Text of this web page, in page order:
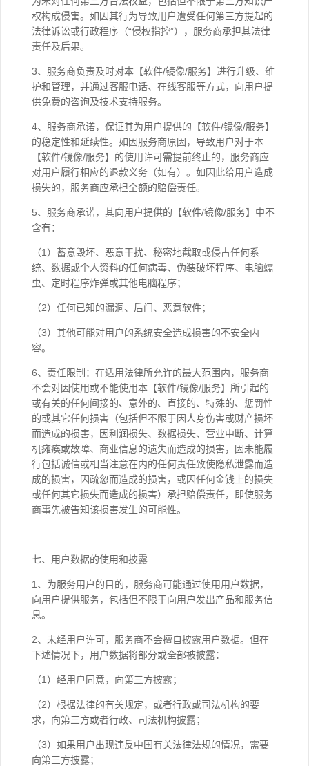
权构成侵害。如因其行为导致用户遭受任何第三方提起的
法律诉讼或行政程序（“侵权指控”），服务商承担其法律
责任及后果。
3、服务商负责及时对本【软件/镜像/服务】进行升级、维
护和管理，并通过客服电话、在线客服等方式，向用户提
供免费的咨询及技术支持服务。
4、服务商承诺，保证其为用户提供的【软件/镜像/服务】
的稳定性和延续性。如因服务商原因，导致用户对于本
【软件/镜像/服务】的使用许可需提前终止的，服务商应
对用户履行相应的退款义务（如有）。如因此给用户造成
损失的，服务商应承担全额的赔偿责任。
5、服务商承诺，其向用户提供的【软件/镜像/服务】中不
含有：
（1）蓄意毁坏、恶意干扰、秘密地截取或侵占任何系
统、数据或个人资料的任何病毒、伪装破坏程序、电脑蠕
虫、定时程序炸弹或其他电脑程序；
（2）任何已知的漏洞、后门、恶意软件；
（3）其他可能对用户的系统安全造成损害的不安全内
容。
6、责任限制：在适用法律所允许的最大范围内，服务商
不会对因使用或不能使用本【软件/镜像/服务】所引起的
或有关的任何间接的、意外的、直接的、特殊的、惩罚性
的或其它任何损害（包括但不限于因人身伤害或财产损坏
而造成的损害，因利润损失、数据损失、营业中断、计算
机瘫痪或故障、商业信息的遗失而造成的损害，因未能履
行包括诚信或相当注意在内的任何责任致使隐私泄露而造
成的损害，因疏忽而造成的损害，或因任何金钱上的损失
或任何其它损失而造成的损害）承担赔偿责任，即使服务
商事先被告知该损害发生的可能性。
七、用户数据的使用和披露
1、为服务用户的目的，服务商可能通过使用用户数据，
向用户提供服务，包括但不限于向用户发出产品和服务信
息。
2、未经用户许可，服务商不会擅自披露用户数据。但在
下述情况下，用户数据将部分或全部被披露：
（1）经用户同意，向第三方披露；
（2）根据法律的有关规定，或者行政或司法机构的要
求，向第三方或者行政、司法机构披露；
（3）如果用户出现违反中国有关法律法规的情况，需要
向第三方披露；